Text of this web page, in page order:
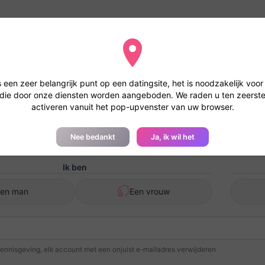
gaan met geolocatie wordt uw bestand sneller bestudeerd en
Aanmaken - Chat en
Ik ben
man Een vrouw
elk account met een onjuist e-mailadres verwijderen
een zeer belangrijk punt op een datingsite, het is noodzakelijk
door onze diensten worden aangeboden. We raden u ten
activeren vanuit het pop-upvenster van uw browser.
Nee bedankt Ja, ik wil het